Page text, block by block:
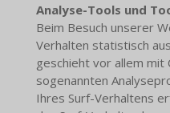
Analyse-Tools und
Beim Besuch unserer
Verhalten statistisch
geschieht vor allem mit
sogenannten
Ihres Surf-Verhaltens